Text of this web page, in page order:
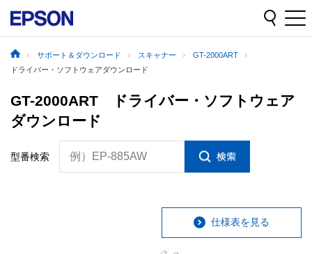
サポート＆ダウンロード スキャナー
GT-2000ART
ドライバー・ソフトウェアダウンロード
GT-2000ART ドライバー・ソフトウェア
ダウンロード
型番検索 例）EP-885AW
仕様表を見る